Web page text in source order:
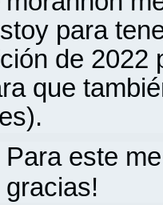
para
de 2022
que
Para este
gracias!